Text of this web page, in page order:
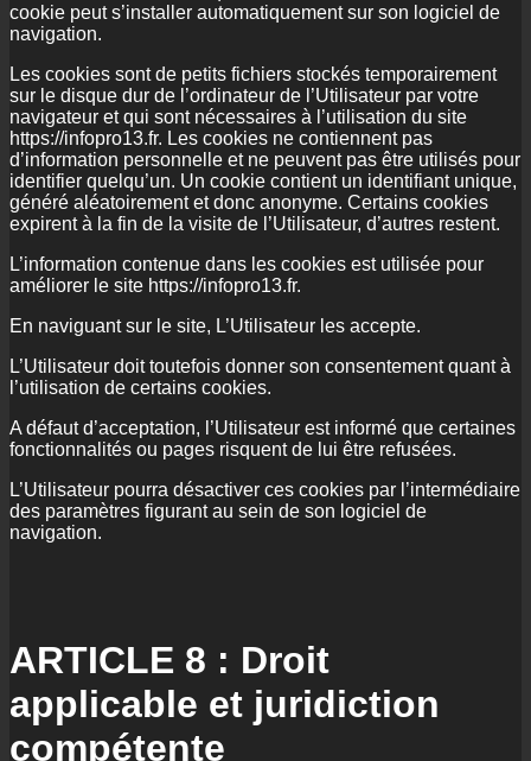
cookie peut s’installer automatiquement sur son logiciel de
navigation.
Les cookies sont de petits fichiers stockés temporairement
sur le disque dur de l’ordinateur de l’Utilisateur par votre
navigateur et qui sont nécessaires à l’utilisation du site
https://infopro13.fr. Les cookies ne contiennent pas
d’information personnelle et ne peuvent pas être utilisés pour
identifier quelqu’un. Un cookie contient un identifiant unique,
généré aléatoirement et donc anonyme. Certains cookies
expirent à la fin de la visite de l’Utilisateur, d’autres restent.
L’information contenue dans les cookies est utilisée pour
améliorer le site https://infopro13.fr.
En naviguant sur le site, L’Utilisateur les accepte.
L’Utilisateur doit toutefois donner son consentement quant à
l’utilisation de certains cookies.
A défaut d’acceptation, l’Utilisateur est informé que certaines
fonctionnalités ou pages risquent de lui être refusées.
L’Utilisateur pourra désactiver ces cookies par l’intermédiaire
des paramètres figurant au sein de son logiciel de
navigation.
ARTICLE 8 : Droit
applicable et juridiction
compétente